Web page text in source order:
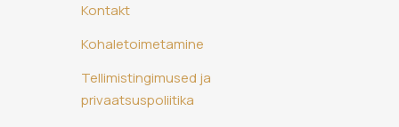
Kontakt
Kohaletoimetamine
Tellimistingimused ja
privaatsuspoliitika